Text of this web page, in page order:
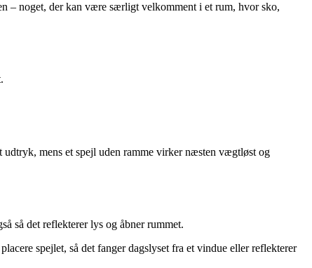
– noget, der kan være særligt velkomment i et rum, hvor sko,
udtryk, mens et spejl uden ramme virker næsten vægtløst og
så det reflekterer lys og åbner rummet.
spejlet, så det fanger dagslyset fra et vindue eller reflekterer